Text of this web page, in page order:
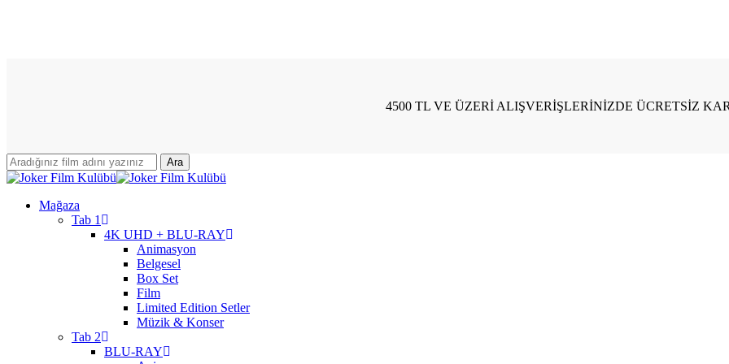
4500 TL VE ÜZERİ ALIŞVERİŞLERİNİZDE ÜCRETSİZ
Ara
Close
search
account
Menu
Mağaza
Tab 1
4K UHD + BLU-RAY
Animasyon
Belgesel
Box Set
Film
Limited Edition Setler
Müzik & Konser
Tab 2
BLU-RAY